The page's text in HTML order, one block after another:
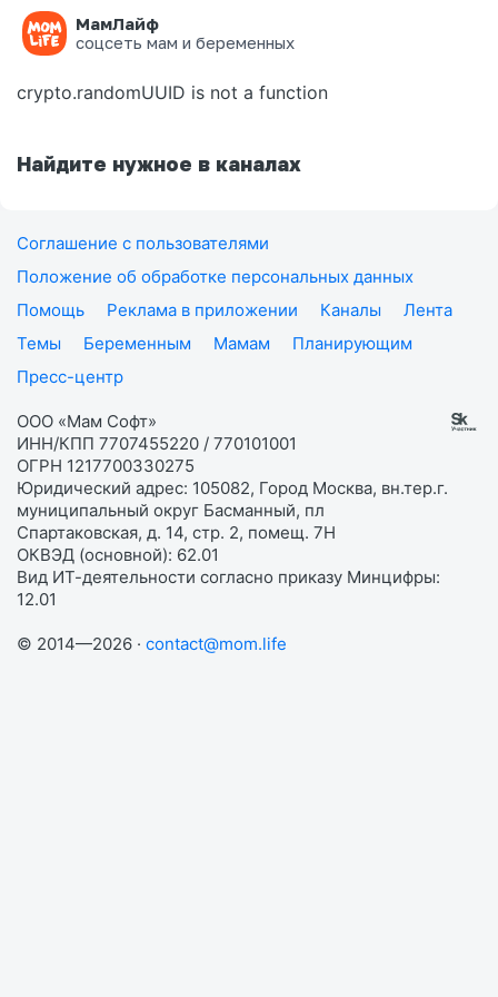
МамЛайф
соцсеть мам и беременных
Ошибка на странице
crypto.randomUUID is not a function
Найдите нужное в каналах
Соглашение с пользователями
Положение об обработке персональных данных
Помощь
Реклама в приложении Каналы
Лента
Темы
Беременным Мамам
Планирующим
Пресс-центр
ООО «Мам Софт»
ИНН/КПП 7707455220 / 770101001
ОГРН 1217700330275
Юридический адрес: 105082, Город Москва, вн.тер.г.
муниципальный округ Басманный, пл
Спартаковская, д. 14, стр. 2, помещ. 7Н
ОКВЭД (основной): 62.01
Вид ИТ-деятельности согласно приказу Минцифры:
12.01
© 2014—2026 · contact@mom.life